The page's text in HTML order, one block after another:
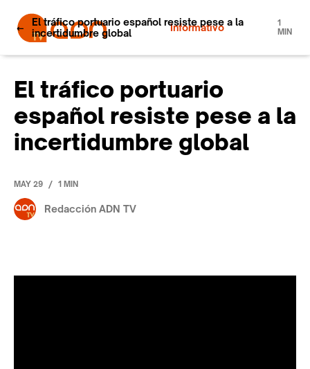
Informativo
El tráfico portuario español resiste pese a la
incertidumbre global
1
MIN
El tráfico portuario
español resiste pese a la
incertidumbre global
MAY 29 / 1 MIN
Redacción ADN TV